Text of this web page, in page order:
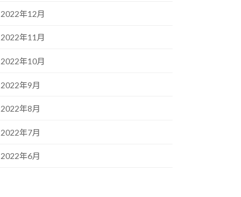
2022年12月
2022年11月
2022年10月
2022年9月
2022年8月
2022年7月
2022年6月